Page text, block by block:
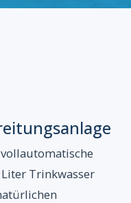
Trinkwasser